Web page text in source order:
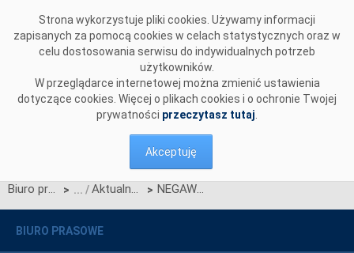
Strona wykorzystuje pliki cookies. Używamy informacji
zapisanych za pomocą cookies w celach statystycznych oraz w
celu dostosowania serwisu do indywidualnych potrzeb
użytkowników.
W przeglądarce internetowej można zmienić ustawienia
dotyczące cookies. Więcej o plikach cookies i o ochronie Twojej
prywatności przeczytasz tutaj
Akceptuję
Biuro prasowe > Aktualności > NEGAWATY - kolejny przetarg na zakup usługi
BIURO PRASOWE